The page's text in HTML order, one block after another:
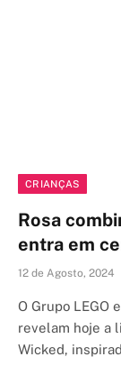
CRIANÇAS
Rosa
entra em
12 de Agosto, 2024
O Grupo LEGO
revelam hoje a
Wicked,